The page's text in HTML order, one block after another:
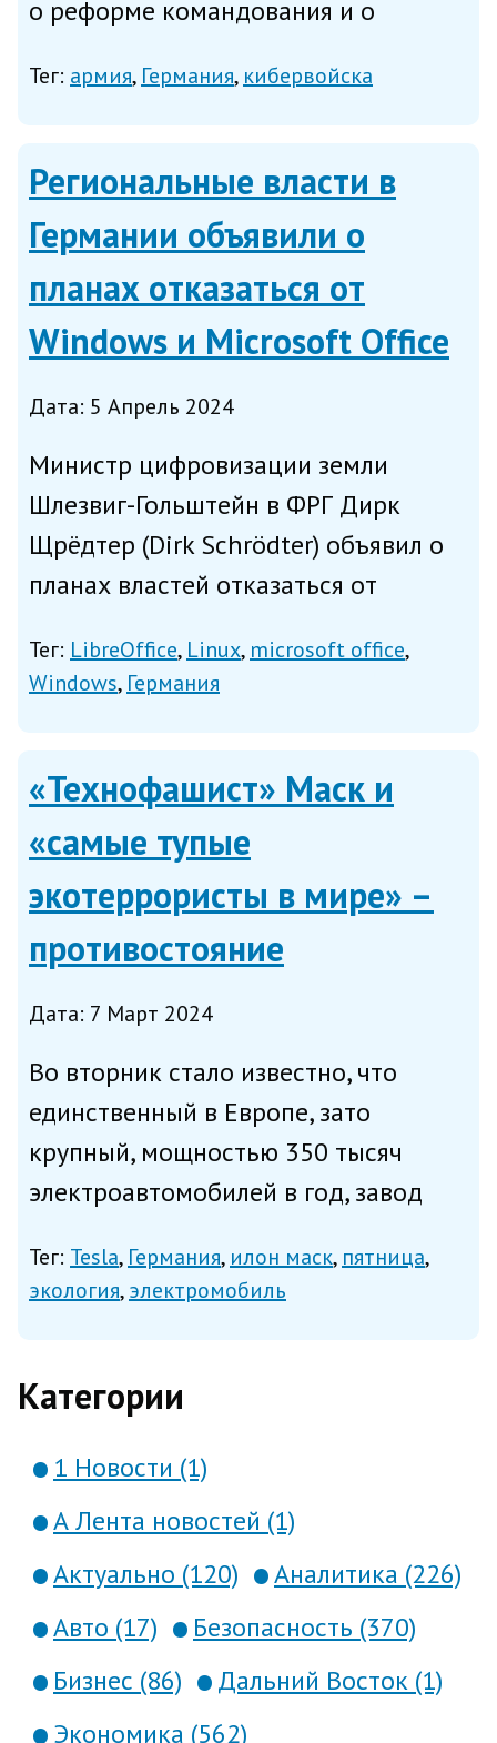
о реформе командования и о
«Интерфакс» со ссылкой на
единое оперативное центральное
командовани...
Тег: армия Германия кибервойска
Региональные власти в
Германии объявили о
планах отказаться от
Windows и Microsoft Office
Дата: 5 Апрель 2024
Министр цифровизации земли
Шлезвиг-Гольштейн в ФРГ Дирк
Щрёдтер (Dirk Schrödter) объявил о
планах властей отказаться от
Office в пользу Linux и бесплатного
офисного пакета LibreOffice, написал
Тег: LibreOffice Linux microsoft office
Windows Германия
«Технофашист» Маск и
«самые тупые
экотеррористы в мире» –
противостояние
Дата: 7 Март 2024
Во вторник стало известно, что
единственный в Европе, зато
крупный, мощностью 350 тысяч
электроавтомобилей в год, завод
борцы за окружающую среду́ вывели
из строя питающую производство
Тег: Tesla Германия илон маск пятница
экология электромобиль
Категории
1 Новости (1)
А Лента новостей (1)
Актуально (120)
Аналитика (226)
Авто (17)
Безопасность (370)
Бизнес (86)
Дальний Восток (1)
Экономика (562)